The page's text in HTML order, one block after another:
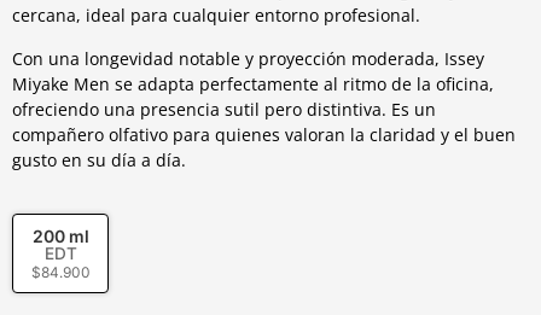
cercana, ideal para cualquier entorno profesional.
Con una longevidad notable y proyección moderada, Issey
Miyake Men se adapta perfectamente al ritmo de la oficina,
ofreciendo una presencia sutil pero distintiva. Es un
compañero olfativo para quienes valoran la claridad y el buen
gusto en su día a día.
200 ml
EDT
$84.900